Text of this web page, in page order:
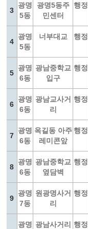
3
광명
5동
광명5동주
민센터
행정
4
광명
5동
너부대교 행정
5
광명
6동
광남중학교
입구
행정
6
광명
6동
광남교사거
리
행정
7
광명
6동
옥길동 아주
레미콘앞
행정
8
광명
6동
광남중학교
옆담벽
행정
9
광명
7동
원광명사거
리
행정
광명 광남사거리
행정